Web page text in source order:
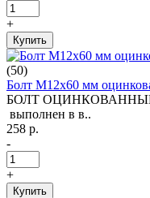
+
Купить
(50)
Болт М12х60 мм
БОЛТ ОЦИНКОВАННЫЙ
выполнен в в..
258 р.
-
+
Купить